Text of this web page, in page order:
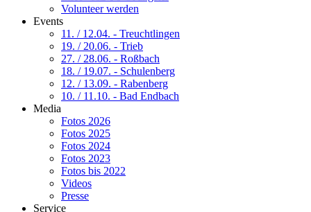
Volunteer werden
Events
11. / 12.04. - Treuchtlingen
19. / 20.06. - Trieb
27. / 28.06. - Roßbach
18. / 19.07. - Schulenberg
12. / 13.09. - Rabenberg
10. / 11.10. - Bad Endbach
Media
Fotos 2026
Fotos 2025
Fotos 2024
Fotos 2023
Fotos bis 2022
Videos
Presse
Service